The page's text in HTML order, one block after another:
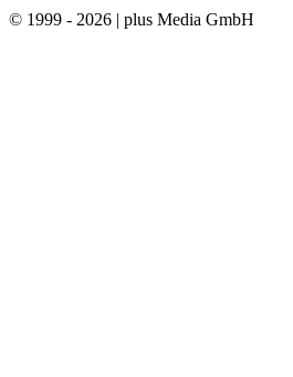
© 1999 - 2026 | plus Media GmbH